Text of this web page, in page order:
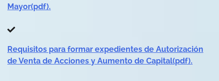
Mayor(pdf).
Requisitos para formar expedientes de Autorización
de Venta de Acciones y Aumento de Capital(pdf).